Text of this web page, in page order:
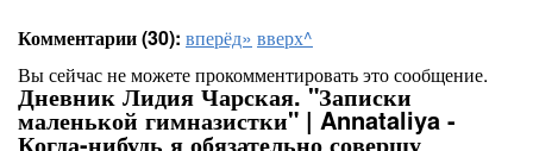
Комментарии (30): вперёд» вверх^
Вы сейчас не можете прокомментировать это сообщение.
Дневник Лидия Чарская. "Записки
маленькой гимназистки" | Annataliya -
Когда-нибудь я обязательно совершу